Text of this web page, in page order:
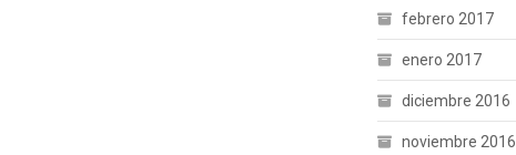
febrero 2017
enero 2017
diciembre 2016
noviembre 2016